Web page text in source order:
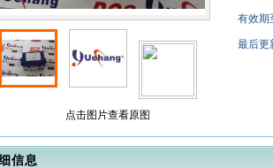
点击图片查看原图
有效期
最后更
信息